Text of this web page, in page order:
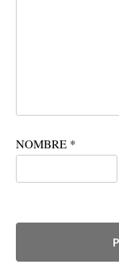
NOMBRE *